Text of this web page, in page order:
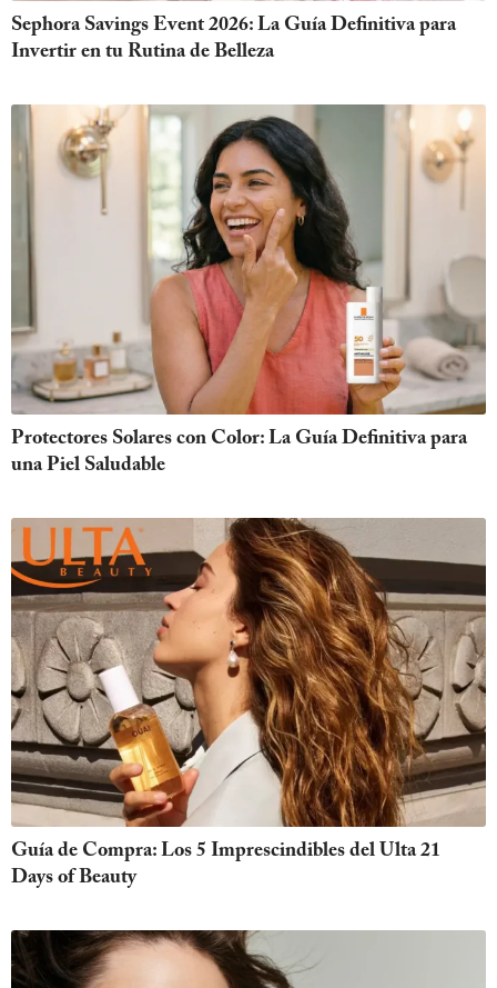
Sephora Savings Event 2026: La Guía Definitiva para
Invertir en tu Rutina de Belleza
Protectores Solares con Color: La Guía Definitiva para
una Piel Saludable
Guía de Compra: Los 5 Imprescindibles del Ulta 21
Days of Beauty